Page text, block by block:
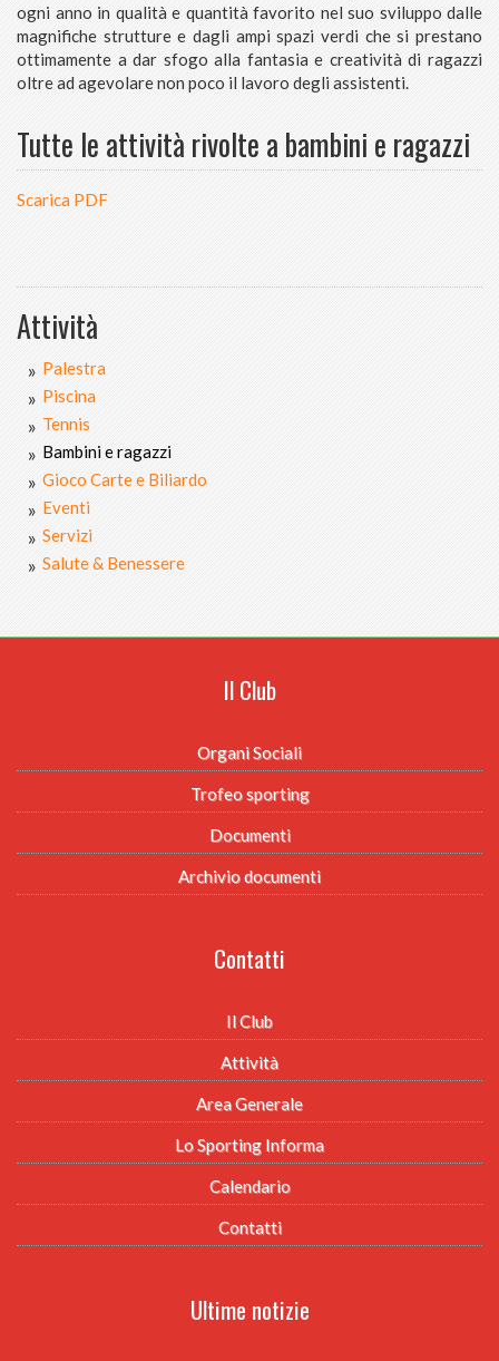
ogni anno in qualità e quantità favorito nel suo sviluppo dalle
magnifiche strutture e dagli ampi spazi verdi che si prestano
ottimamente a dar sfogo alla fantasia e creatività di ragazzi
oltre ad agevolare non poco il lavoro degli assistenti.
Tutte le attività rivolte a bambini e ragazzi
Scarica PDF
Attività
Palestra
Piscina
Tennis
Bambini e ragazzi
Gioco Carte e Biliardo
Eventi
Servizi
Salute & Benessere
Il Club
Organi Sociali
Trofeo sporting
Documenti
Archivio documenti
Contatti
Il Club
Attività
Area Generale
Lo Sporting Informa
Calendario
Contatti
Ultime notizie